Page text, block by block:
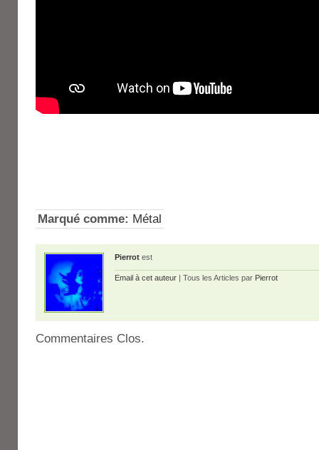
Marqué comme: Métal
Pierrot est
Email à cet auteur | Tous les Articles par Pierrot
Commentaires Clos.